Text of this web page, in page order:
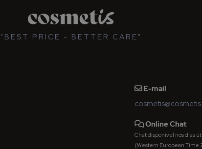
"BEST PRICE - BETTER CARE"
E-mail
Online Chat
Chat disponível nos dias
(Western European Time